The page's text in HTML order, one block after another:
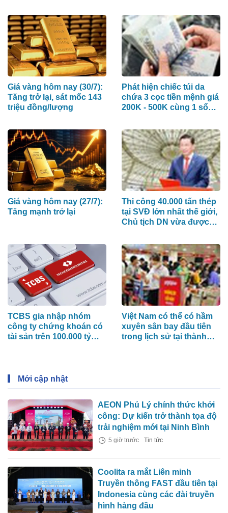
Giá vàng hôm nay (30/7):
Tăng trở lại, sát mốc 143
triệu đồng/lượng
Phát hiện chiếc túi da
chứa 3 cọc tiền mệnh giá
200K - 500K cùng 1 sổ
nằm chơ vơ tại nhà ga
Cảng hàng không Pleiku
Giá vàng hôm nay (27/7):
Tăng mạnh trở lại
Thi công 40.000 tấn thép
tại SVĐ lớn nhất thế giới,
Chủ tịch DN vừa được
PC1 là ai?
TCBS gia nhập nhóm
công ty chứng khoán có
tài sản trên 100.000 tỷ
Việt Nam có thể có hầm
xuyên sân bay đầu tiên
trong lịch sử tại thành
Mới cập nhật
AEON Phủ Lý chính thức khởi
công: Dự kiến trở thành tọa độ
trải nghiệm mới tại Ninh Bình
5 giờ trước Tin tức
Coolita ra mắt Liên minh
Truyền thông FAST đầu tiên tại
Indonesia cùng các đài truyền
hình hàng đầu